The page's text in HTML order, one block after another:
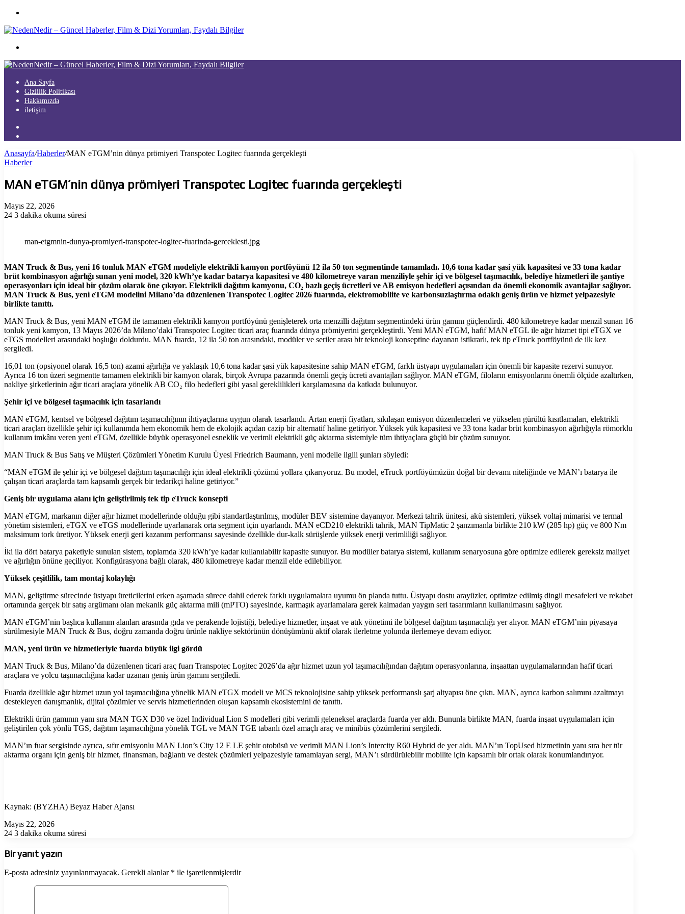
...
Ana Sayfa
Gizlilik Politikası
Hakkımızda
iletişim
...
Anasayfa/Haberler/MAN eTGM’nin dünya prömiyeri Transpotec Logitec fuarında gerçekleşti
Haberler
MAN eTGM’nin dünya prömiyeri Transpotec Logitec fuarında gerçekleşti
Mayıs 22, 2026
24 3 dakika okuma süresi
man-etgmnin-dunya-promiyeri-transpotec-logitec-fuarinda-gerceklesti.jpg
MAN Truck & Bus, yeni 16 tonluk MAN eTGM modeliyle elektrikli kamyon portföyünü 12 ila 50 ton segmentinde tamamladı. 10,6 tona kadar şasi yük kapasitesi ve 33 tona kadar
brüt kombinasyon ağırlığı sunan yeni model, 320 kWh’ye kadar batarya kapasitesi ve 480 kilometreye varan menziliyle şehir içi ve bölgesel taşımacılık, belediye hizmetleri ile şantiye
operasyonları için ideal bir çözüm olarak öne çıkıyor. Elektrikli dağıtım kamyonu, CO₂ bazlı geçiş ücretleri ve AB emisyon hedefleri açısından da önemli ekonomik avantajlar sağlıyor.
MAN Truck & Bus, yeni eTGM modelini Milano’da düzenlenen Transpotec Logitec 2026 fuarında, elektromobilite ve karbonsuzlaştırma odaklı geniş ürün ve hizmet yelpazesiyle
birlikte tanıttı.
MAN Truck & Bus, yeni MAN eTGM ile tamamen elektrikli kamyon portföyünü genişleterek orta menzilli dağıtım segmentindeki ürün gamını güçlendirdi. 480 kilometreye kadar menzil sunan 16
tonluk yeni kamyon, 13 Mayıs 2026’da Milano’daki Transpotec Logitec ticari araç fuarında dünya prömiyerini gerçekleştirdi. Yeni MAN eTGM, hafif MAN eTGL ile ağır hizmet tipi eTGX ve
eTGS modelleri arasındaki boşluğu doldurdu. MAN fuarda, 12 ila 50 ton arasındaki, modüler ve seriler arası bir teknoloji konseptine dayanan istikrarlı, tek tip eTruck portföyünü de ilk kez
sergiledi.
16,01 ton (opsiyonel olarak 16,5 ton) azami ağırlığa ve yaklaşık 10,6 tona kadar şasi yük kapasitesine sahip MAN eTGM, farklı üstyapı uygulamaları için önemli bir kapasite rezervi sunuyor.
Ayrıca 16 ton üzeri segmentte tamamen elektrikli bir kamyon olarak, birçok Avrupa pazarında önemli geçiş ücreti avantajları sağlıyor. MAN eTGM, filoların emisyonlarını önemli ölçüde azaltırken,
nakliye şirketlerinin ağır ticari araçlara yönelik AB CO₂ filo hedefleri gibi yasal gereklilikleri karşılamasına da katkıda bulunuyor.
Şehir içi ve bölgesel taşımacılık için tasarlandı
MAN eTGM, kentsel ve bölgesel dağıtım taşımacılığının ihtiyaçlarına uygun olarak tasarlandı. Artan enerji fiyatları, sıkılaşan emisyon düzenlemeleri ve yükselen gürültü kısıtlamaları, elektrikli
ticari araçları özellikle şehir içi kullanımda hem ekonomik hem de ekolojik açıdan cazip bir alternatif haline getiriyor. Yüksek yük kapasitesi ve 33 tona kadar brüt kombinasyon ağırlığıyla römorklu
kullanım imkânı veren yeni eTGM, özellikle büyük operasyonel esneklik ve verimli elektrikli güç aktarma sistemiyle tüm ihtiyaçlara güçlü bir çözüm sunuyor.
MAN Truck & Bus Satış ve Müşteri Çözümleri Yönetim Kurulu Üyesi Friedrich Baumann, yeni modelle ilgili şunları söyledi:
“MAN eTGM ile şehir içi ve bölgesel dağıtım taşımacılığı için ideal elektrikli çözümü yollara çıkarıyoruz. Bu model, eTruck portföyümüzün doğal bir devamı niteliğinde ve MAN’ı batarya ile
çalışan ticari araçlarda tam kapsamlı gerçek bir tedarikçi haline getiriyor.”
Geniş bir uygulama alanı için geliştirilmiş tek tip eTruck konsepti
MAN eTGM, markanın diğer ağır hizmet modellerinde olduğu gibi standartlaştırılmış, modüler BEV sistemine dayanıyor. Merkezi tahrik ünitesi, akü sistemleri, yüksek voltaj mimarisi ve termal
yönetim sistemleri, eTGX ve eTGS modellerinde uyarlanarak orta segment için uyarlandı. MAN eCD210 elektrikli tahrik, MAN TipMatic 2 şanzımanla birlikte 210 kW (285 hp) güç ve 800 Nm
maksimum tork üretiyor. Yüksek enerji geri kazanım performansı sayesinde özellikle dur-kalk sürüşlerde yüksek enerji verimliliği sağlıyor.
İki ila dört batarya paketiyle sunulan sistem, toplamda 320 kWh’ye kadar kullanılabilir kapasite sunuyor. Bu modüler batarya sistemi, kullanım senaryosuna göre optimize edilerek gereksiz maliyet
ve ağırlığın önüne geçiliyor. Konfigürasyona bağlı olarak, 480 kilometreye kadar menzil elde edilebiliyor.
Yüksek çeşitlilik, tam montaj kolaylığı
MAN, geliştirme sürecinde üstyapı üreticilerini erken aşamada sürece dahil ederek farklı uygulamalara uyumu ön planda tuttu. Üstyapı dostu arayüzler, optimize edilmiş dingil mesafeleri ve rekabet
ortamında gerçek bir satış argümanı olan mekanik güç aktarma mili (mPTO) sayesinde, karmaşık ayarlamalara gerek kalmadan yaygın seri tasarımların kullanılmasını sağlıyor.
MAN eTGM’nin başlıca kullanım alanları arasında gıda ve perakende lojistiği, belediye hizmetler, inşaat ve atık yönetimi ile bölgesel dağıtım taşımacılığı yer alıyor. MAN eTGM’nin piyasaya
sürülmesiyle MAN Truck & Bus, doğru zamanda doğru ürünle nakliye sektörünün dönüşümünü aktif olarak ilerletme yolunda ilerlemeye devam ediyor.
MAN, yeni ürün ve hizmetleriyle fuarda büyük ilgi gördü
MAN Truck & Bus, Milano’da düzenlenen ticari araç fuarı Transpotec Logitec 2026’da ağır hizmet uzun yol taşımacılığından dağıtım operasyonlarına, inşaattan uygulamalarından hafif ticari
araçlara ve yolcu taşımacılığına kadar uzanan geniş ürün gamını sergiledi.
Fuarda özellikle ağır hizmet uzun yol taşımacılığına yönelik MAN eTGX modeli ve MCS teknolojisine sahip yüksek performanslı şarj altyapısı öne çıktı. MAN, ayrıca karbon salımını azaltmayı
destekleyen danışmanlık, dijital çözümler ve servis hizmetlerinden oluşan kapsamlı ekosistemini de tanıttı.
Elektrikli ürün gamının yanı sıra MAN TGX D30 ve özel Individual Lion S modelleri gibi verimli geleneksel araçlarda fuarda yer aldı. Bununla birlikte MAN, fuarda inşaat uygulamaları için
geliştirilen çok yönlü TGS, dağıtım taşımacılığına yönelik TGL ve MAN TGE tabanlı özel amaçlı araç ve minibüs çözümlerini sergiledi.
MAN’ın fuar sergisinde ayrıca, sıfır emisyonlu MAN Lion’s City 12 E LE şehir otobüsü ve verimli MAN Lion’s Intercity R60 Hybrid de yer aldı. MAN’ın TopUsed hizmetinin yanı sıra her tür
aktarma organı için geniş bir hizmet, finansman, bağlantı ve destek çözümleri yelpazesiyle tamamlayan sergi, MAN’ı sürdürülebilir mobilite için kapsamlı bir ortak olarak konumlandırıyor.
Kaynak: (BYZHA) Beyaz Haber Ajansı
Mayıs 22, 2026
24 3 dakika okuma süresi
Bir yanıt yazın
E-posta adresiniz yayınlanmayacak. Gerekli alanlar * ile işaretlenmişlerdir